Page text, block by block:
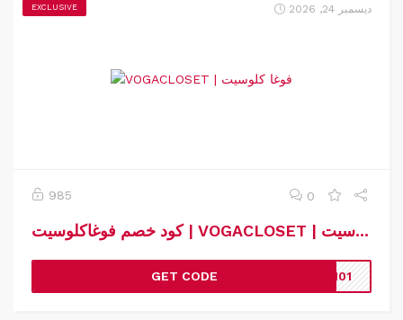
EXCLUSIVE ديسمبر 24, 2026
985 0
كود خصم فوغاكلوسيت | VOGACLOSET | كوبون خصم فوغاكلوسيت
GET CODE K101